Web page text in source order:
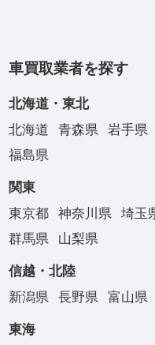
車買取業者を探す
北海道・東北
北海道
青森県 岩手県
福島県
関東
東京都
神奈川県 埼玉
群馬県
山梨県
信越・北陸
新潟県
長野県 富山県
東海